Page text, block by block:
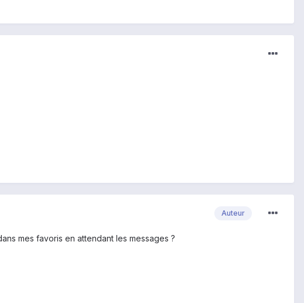
Auteur
mes favoris en attendant les messages ?